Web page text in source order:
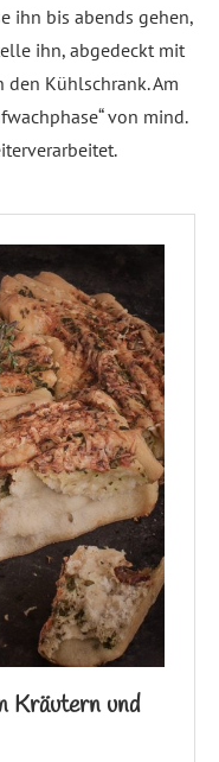
ihn bis abends gehen,
ihn, abgedeckt mit
Kühlschrank. Am
von mind.
Kräutern und